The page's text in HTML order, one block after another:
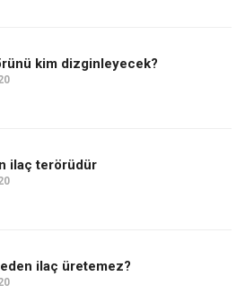
kim dizginleyecek?
ilaç terörüdür
ilaç üretemez?